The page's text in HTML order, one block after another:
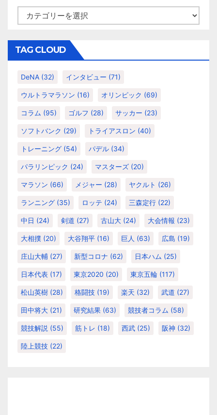
テ
リ
ー
TAG CLOUD
DeNA (32) インタビュー (71)
ウルトラマラソン (16) オリンピック (69)
コラム (95) ゴルフ (28) サッカー (23)
ソフトバンク (29) トライアスロン (40)
トレーニング (54) パデル (34)
パラリンピック (24) マスターズ (20)
マラソン (66) メジャー (28) ヤクルト (26)
ランニング (35) ロッテ (24) 三森定行 (22)
中日 (24) 剣道 (27) 古山大 (24) 大会情報 (23)
大相撲 (20) 大谷翔平 (16) 巨人 (63) 広島 (19)
庄山大輔 (27) 新型コロナ (62) 日本ハム (25)
日本代表 (17) 東京2020 (20) 東京五輪 (117)
松山英樹 (28) 格闘技 (19) 楽天 (32) 武道 (27)
田中将大 (21) 研究結果 (63) 競技者コラム (58)
競技解説 (55) 筋トレ (18) 西武 (25) 阪神 (32)
陸上競技 (22)